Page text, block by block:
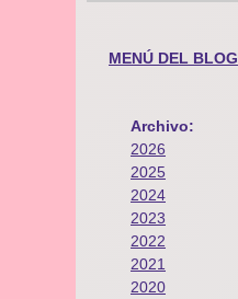
MENÚ DEL BLOG
Archivo:
2026
2025
2024
2023
2022
2021
2020